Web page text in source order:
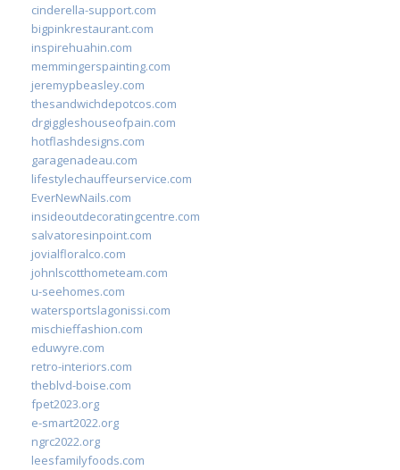
cinderella-support.com
bigpinkrestaurant.com
inspirehuahin.com
memmingerspainting.com
jeremypbeasley.com
thesandwichdepotcos.com
drgiggleshouseofpain.com
hotflashdesigns.com
garagenadeau.com
lifestylechauffeurservice.com
EverNewNails.com
insideoutdecoratingcentre.com
salvatoresinpoint.com
jovialfloralco.com
johnlscotthometeam.com
u-seehomes.com
watersportslagonissi.com
mischieffashion.com
eduwyre.com
retro-interiors.com
theblvd-boise.com
fpet2023.org
e-smart2022.org
ngrc2022.org
leesfamilyfoods.com